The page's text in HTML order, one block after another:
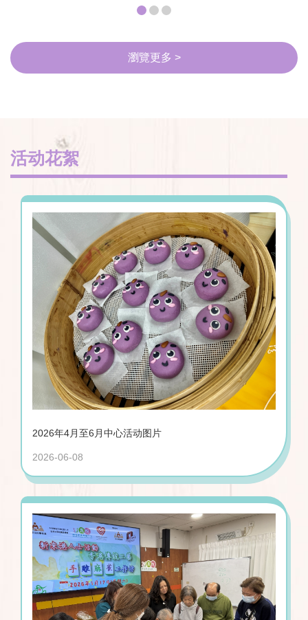
瀏覽更多 >
活动花絮
2026年4月至6月中心活动图片
2026-06-08